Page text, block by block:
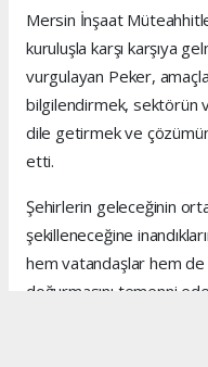
Mersin İnşaat
kuruluşla karşı karşıya
vurgulayan Peker,
bilgilendirmek, sektörün
dile getirmek ve
etti.
Şehirlerin geleceğinin
şekilleneceğine
hem vatandaşlar hem de
doğurmasını temenni